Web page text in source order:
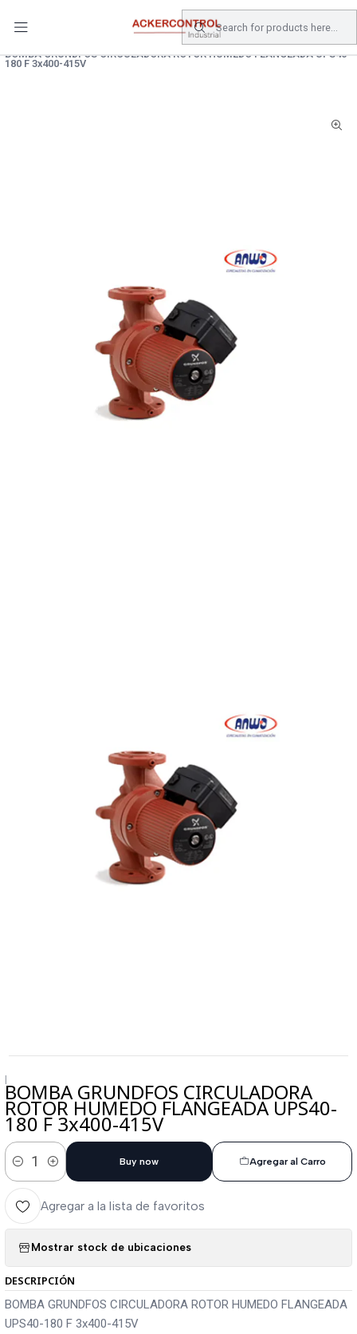
Equipos de Bombeo
BOMBA DOSIFICADORA
BOMBA GRUNDFOS CIRCULADORA ROTOR HUMEDO FLANGEADA UPS40-
180 F 3x400-415V
|BOMBA GRUNDFOS CIRCULADORA
ROTOR HUMEDO FLANGEADA UPS40-
180 F 3x400-415V
Cantidad
Agregar al Carro
Buy now
Agregar a la lista de favoritos
Mostrar stock de ubicaciones
DESCRIPCIÓN
BOMBA GRUNDFOS CIRCULADORA ROTOR HUMEDO FLANGEADA
UPS40-180 F 3x400-415V